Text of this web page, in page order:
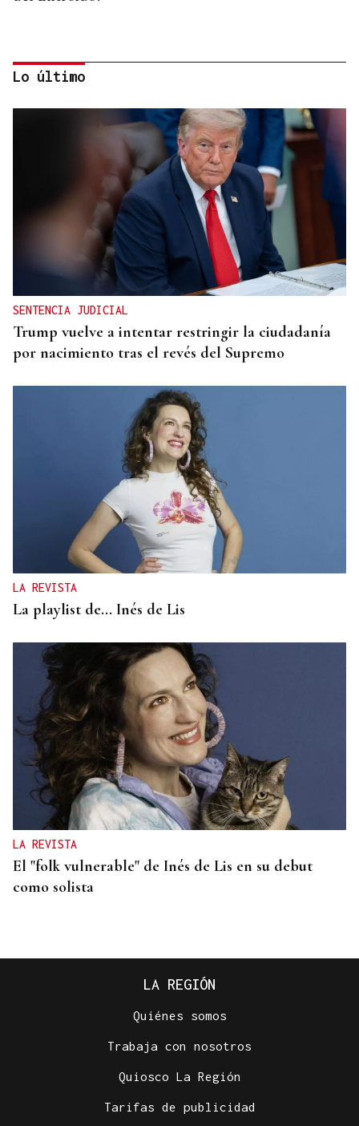
FESTIVAL INTERNACIONAL
Vilariño de Conso despide el XI ViBoMask
Lo último
SENTENCIA JUDICIAL
Trump vuelve a intentar restringir la ciudadanía
por nacimiento tras el revés del Supremo
LA REVISTA
La playlist de... Inés de Lis
LA REVISTA
El "folk vulnerable" de Inés de Lis en su debut
como solista
LA REGIÓN
Quiénes somos
Trabaja con nosotros
Quiosco La Región
Tarifas de publicidad